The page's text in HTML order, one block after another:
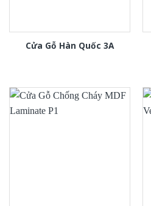
Cửa Gỗ Hàn Quốc 3A